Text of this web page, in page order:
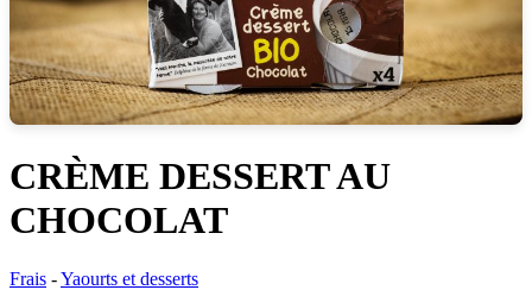
CRÈME DESSERT AU
CHOCOLAT
Frais -Yaourts et desserts